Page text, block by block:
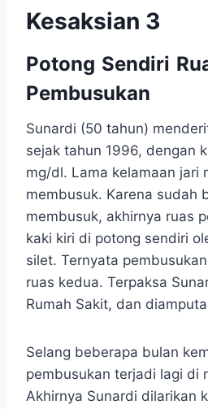
Kesaksian 3
Potong Sendiri
Pembusukan
Sunardi (50 tahun)
sejak tahun 1996, dengan
mg/dl. Lama kelamaan jari
membusuk. Karena sudah
membusuk, akhirnya ruas
kaki kiri di potong sendiri
silet. Ternyata
ruas kedua. Terpaksa
Rumah Sakit, dan
Selang beberapa bulan
pembusukan terjadi lagi di
Akhirnya Sunardi dilarikan